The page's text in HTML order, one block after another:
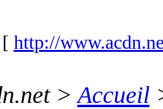
[ http://
>Accueil